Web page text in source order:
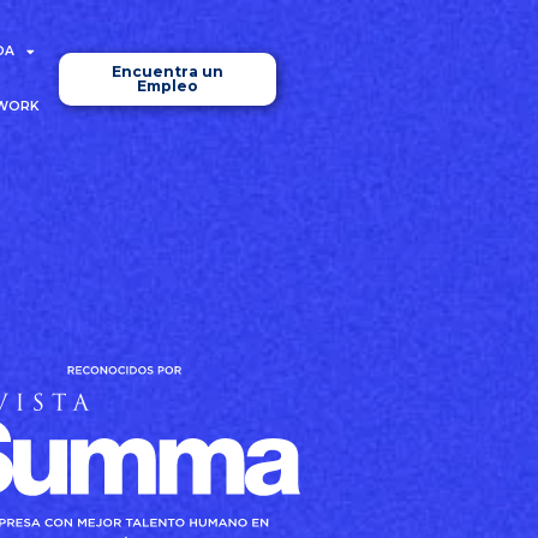
Encuentra un
Empleo